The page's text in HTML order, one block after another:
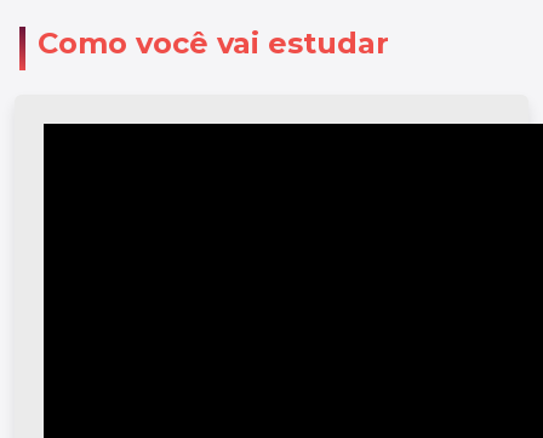
Como você vai estudar